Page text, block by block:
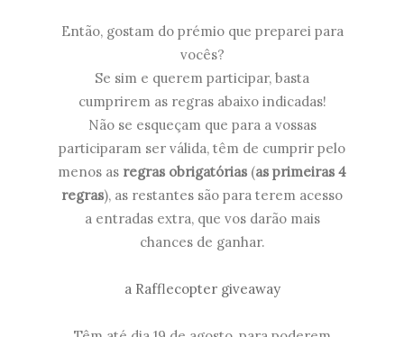
Então, gostam do prémio que preparei para
vocês?
Se sim e querem participar, basta
cumprirem as regras abaixo indicadas!
Não se esqueçam que para a vossas
participaram ser válida, têm de cumprir pelo
menos as regras obrigatórias (as primeiras 4
regras), as restantes são para terem acesso
a entradas extra, que vos darão mais
chances de ganhar.
a Rafflecopter giveaway